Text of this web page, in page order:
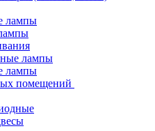
лампы
лампы
лампы
помещений